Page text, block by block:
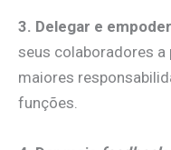
3. Delegar e
seus colaboradores
maiores
funções.